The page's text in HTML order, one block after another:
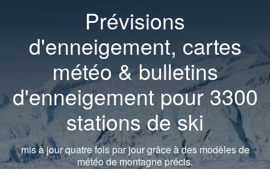
Prévisions
d'enneigement, cartes
météo & bulletins
d'enneigement pour 3300
stations de ski
mis à jour quatre fois par jour grâce à des modèles de
météo de montagne précis.